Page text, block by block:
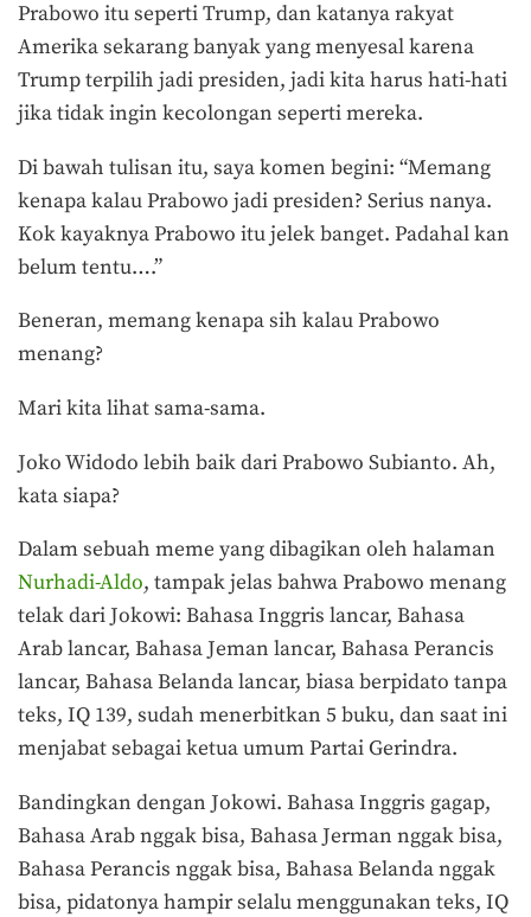
Prabowo itu seperti Trump, dan katanya rakyat
Amerika sekarang banyak yang menyesal karena
Trump terpilih jadi presiden, jadi kita harus hati-hati
jika tidak ingin kecolongan seperti mereka.
Di bawah tulisan itu, saya komen begini: “Memang
kenapa kalau Prabowo jadi presiden? Serius nanya.
Kok kayaknya Prabowo itu jelek banget. Padahal kan
belum tentu….”
Beneran, memang kenapa sih kalau Prabowo
menang?
Mari kita lihat sama-sama.
Joko Widodo lebih baik dari Prabowo Subianto. Ah,
kata siapa?
Dalam sebuah meme yang dibagikan oleh halaman
Nurhadi-Aldo, tampak jelas bahwa Prabowo menang
telak dari Jokowi: Bahasa Inggris lancar, Bahasa
Arab lancar, Bahasa Jeman lancar, Bahasa Perancis
lancar, Bahasa Belanda lancar, biasa berpidato tanpa
teks, IQ 139, sudah menerbitkan 5 buku, dan saat ini
menjabat sebagai ketua umum Partai Gerindra.
Bandingkan dengan Jokowi. Bahasa Inggris gagap,
Bahasa Arab nggak bisa, Bahasa Jerman nggak bisa,
Bahasa Perancis nggak bisa, Bahasa Belanda nggak
bisa, pidatonya hampir selalu menggunakan teks, IQ